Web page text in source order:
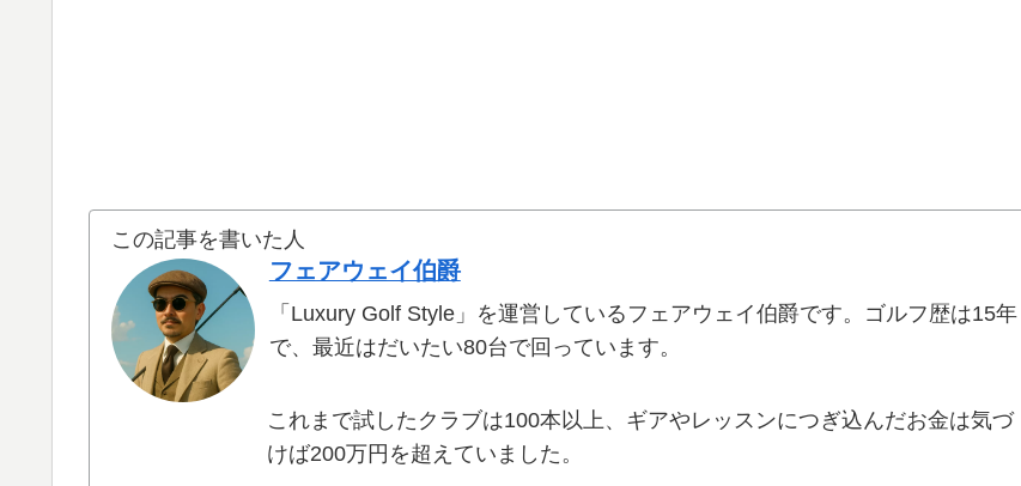
この記事を書いた人
フェアウェイ伯爵
「Luxury Golf Style」を運営しているフェアウェイ伯爵です。ゴルフ歴は15年
で、最近はだいたい80台で回っています。
これまで試したクラブは100本以上、ギアやレッスンにつぎ込んだお金は気づ
けば200万円を超えていました。